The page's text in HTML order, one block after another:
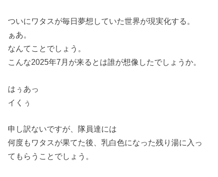
ついにワタスが毎日夢想していた世界が現実化する。
ぁあ。
なんてことでしょう。
こんな2025年7月が来るとは誰が想像したでしょうか。
はぅあっ
イくぅ
申し訳ないですが、隊員達には
何度もワタスが果てた後、乳白色になった残り湯に入っ
てもらうことでしょう。